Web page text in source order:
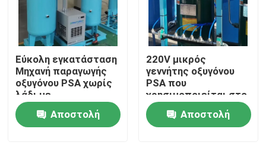
Σπίτι
Προϊόντα
Σχετικά με εμάς
Εύκολη εγκατάσταση
Μηχανή παραγωγής
οξυγόνου PSA χωρίς
λάδι με
πιστοποιητικό ASME
Αποστολή
220V μικρός
γεννήτης οξυγόνου
PSA που
χρησιμοποιείται στο
νοσοκομείο
60Nm3/HrΑποστολή